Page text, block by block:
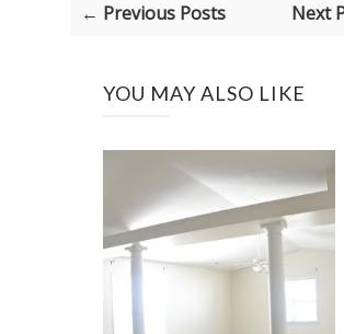
← Previous Posts Next
YOU MAY ALSO LIKE